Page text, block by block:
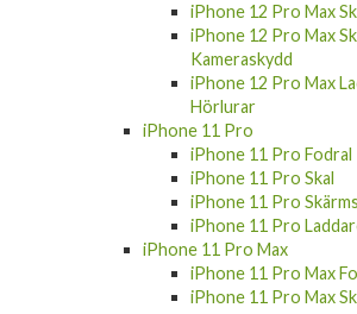
iPhone 12 Pro Max
iPhone 12 Pro Max
Kameraskydd
iPhone 12 Pro Max
Hörlurar
iPhone 11 Pro
iPhone 11 Pro Fodral
iPhone 11 Pro Skal
iPhone 11 Pro
iPhone 11 Pro
iPhone 11 Pro Max
iPhone 11 Pro Max
iPhone 11 Pro Max